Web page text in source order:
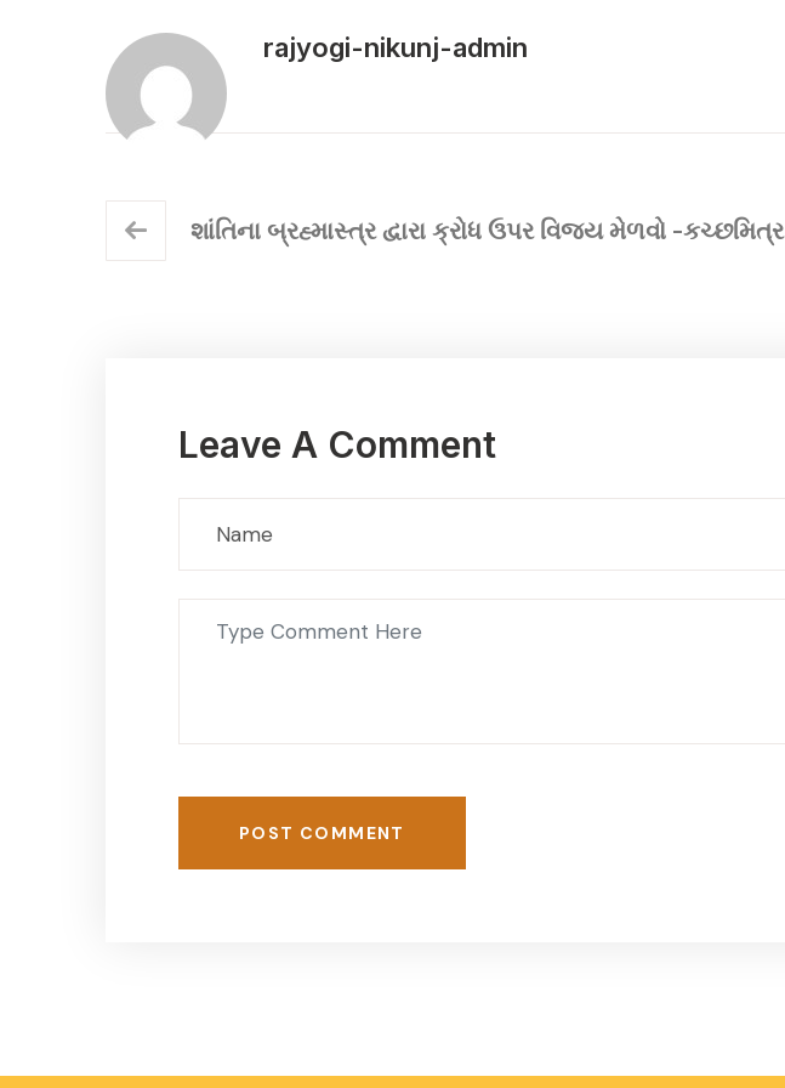
rajyogi-nikunj-admin
શાંતિના બ્રહ્માસ્ત્ર દ્વારા ક્રોધ ઉપર વિજય મેળવો -કચ્છમિત્ર
Leave A Comment
POST COMMENT